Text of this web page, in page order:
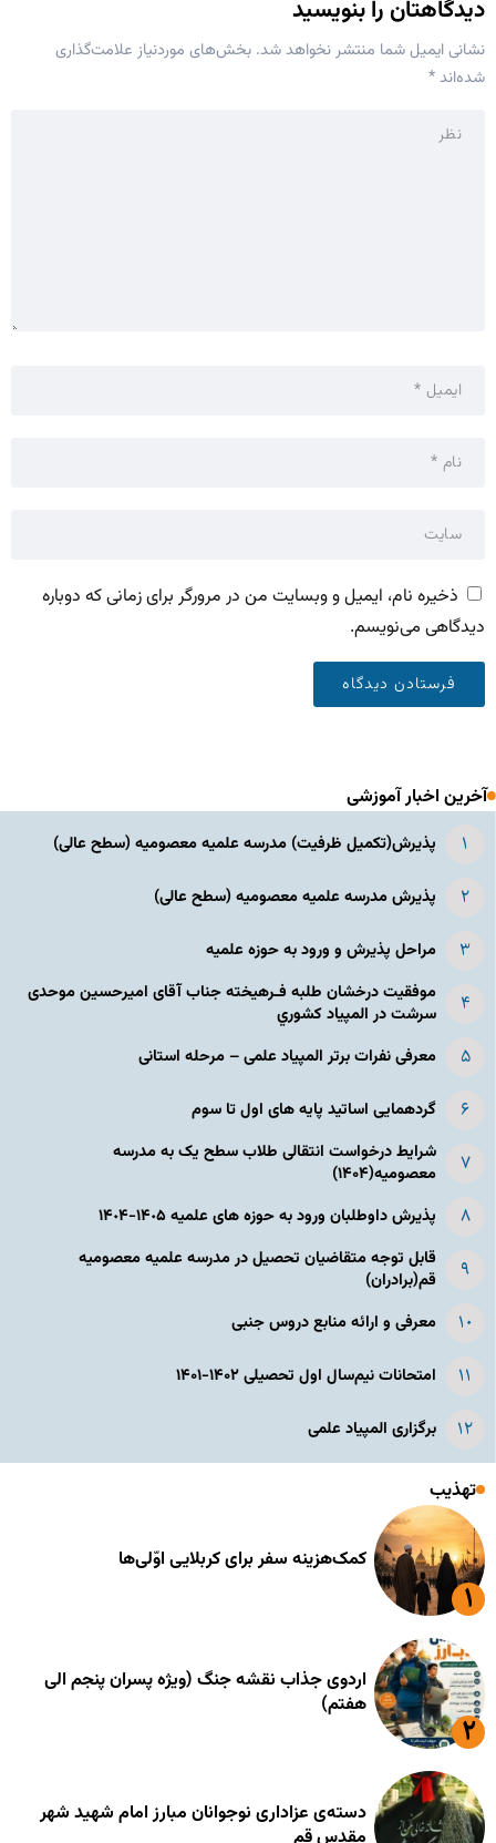
دیدگاهتان را بنویسید
نشانی ایمیل شما منتشر نخواهد شد. بخش‌های موردنیاز علامت‌گذاری
شده‌اند*
ذخیره نام، ایمیل و وبسایت من در مرورگر برای زمانی که دوباره
دیدگاهی می‌نویسم.
آخرین اخبار آموزشی
پذیرش(تکمیل ظرفیت) مدرسه علمیه معصومیه‌ (سطح عالی)
پذیرش مدرسه علمیه معصومیه‌ (سطح عالی)
مراحل پذیرش و ورود به حوزه علمیه
موفقیت درخشان طلبه فـرهیخته جناب آقای امیرحسین موحدی
سرشت در المپياد كشوري
معرفی نفرات برتر المپیاد علمی – مرحله استانی
گردهمایی اساتید پایه های اول تا سوم
شرایط درخواست انتقالی طلاب سطح یک به مدرسه
معصومیه(۱۴۰۴)
پذیرش داوطلبان ورود به حوزه های علمیه ١۴٠۵-١۴٠۴
قابل توجه متقاضیان تحصیل در مدرسه علمیه معصومیه
قم(برادران)
معرفی و ارائه منابع دروس جنبی
امتحانات نیم‌سال اول تحصیلی ۱۴۰۲-۱۴۰۱
برگزاری المپیاد علمی
تهذیب
کمک‌هزینه سفر برای کربلایی اوّلی‌ها
اردوی جذاب نقشه جنگ (ویژه پسران پنجم الی
هفتم)
دسته‌ی عزاداری نوجوانان مبارز امام شهید شهر